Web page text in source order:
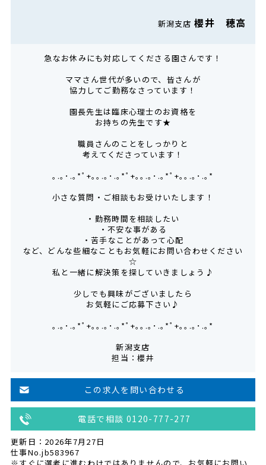
新潟支店櫻井 穂高
急なお休みにも対応してくださる園さんです！
ママさん世代が多いので、皆さんが
協力してご勤務なさっています！
園長先生は臨床心理士のお資格を
お持ちの先生です★
職員さんのことをしっかりと
考えてくださっています！
｡.｡･.｡*ﾟ+｡｡.｡･.｡*ﾟ+｡｡.｡･.｡*ﾟ+｡｡.｡･.｡*
小さな質問・ご相談もお受けいたします！
・勤務時間を相談したい
・不安な事がある
・苦手なことがあって心配
など、どんな些細なこともお気軽にお問い合わせください
☆
私と一緒に解決策を探していきましょう♪
少しでも興味がございましたら
お気軽にご応募下さい♪
｡.｡･.｡*ﾟ+｡｡.｡･.｡*ﾟ+｡｡.｡･.｡*ﾟ+｡｡.｡･.｡*
新潟支店
担当：櫻井
この求人を問い合わせる
電話で相談 0120-777-277
更新日：2026年7月27日
仕事No.jb583967